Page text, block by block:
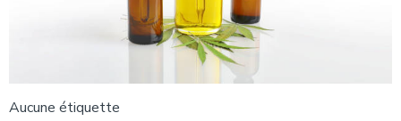
Aucune étiquette